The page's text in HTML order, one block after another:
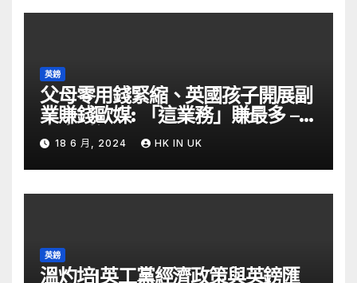
英鎊
父母零用錢緊縮、英國孩子開展副
業賺錢歐媒: 「這業務」賺最多 –
自由財經
18 6 月, 2024 HK IN UK
英鎊
溫灼培|英工黨經濟政策與英鎊匯